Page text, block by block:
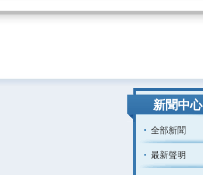
新聞中心
全部新聞
最新聲明